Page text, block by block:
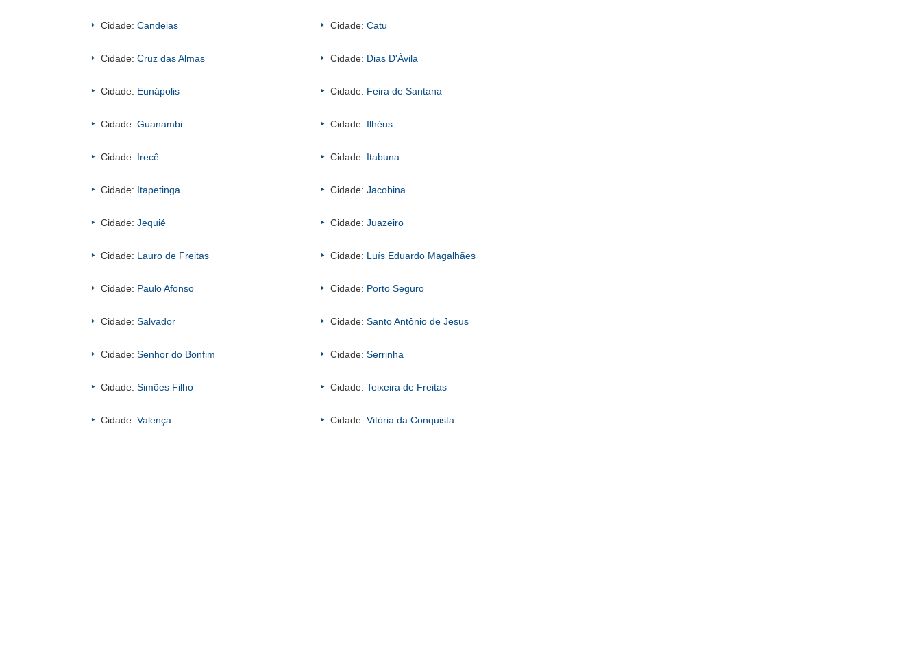
Cidade: Candeias Cidade: Catu
Cidade: Cruz das Almas Cidade: Dias D'Ávila
Cidade: Eunápolis Cidade: Feira de Santana
Cidade: Guanambi Cidade: Ilhéus
Cidade: Irecê Cidade: Itabuna
Cidade: Itapetinga Cidade: Jacobina
Cidade: Jequié Cidade: Juazeiro
Cidade: Lauro de Freitas Cidade: Luís Eduardo Magalhães
Cidade: Paulo Afonso Cidade: Porto Seguro
Cidade: Salvador Cidade: Santo Antônio de Jesus
Cidade: Senhor do Bonfim Cidade: Serrinha
Cidade: Simões Filho Cidade: Teixeira de Freitas
Cidade: Valença Cidade: Vitória da Conquista